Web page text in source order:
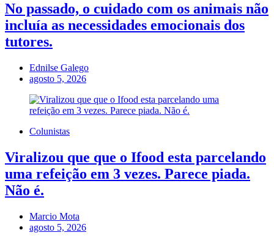
No passado, o cuidado com os animais não
incluía as necessidades emocionais dos
tutores.
Ednilse Galego
agosto 5, 2026
Colunistas
Viralizou que que o Ifood esta parcelando
uma refeição em 3 vezes. Parece piada.
Não é.
Marcio Mota
agosto 5, 2026